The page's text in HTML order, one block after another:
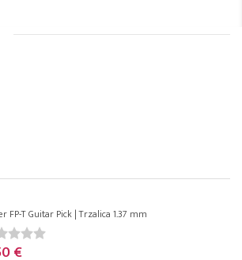
FP-T Guitar Pick | Trzalica 1.37 mm
€